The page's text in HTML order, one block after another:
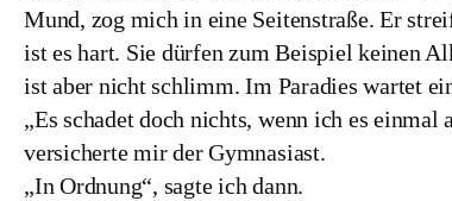
Mund, zog mich in eine Seitenstraße. Er
ist es hart. Sie dürfen zum Beispiel keinen
ist aber nicht schlimm. Im Paradies wartet
„Es schadet doch nichts, wenn ich es
versicherte mir der Gymnasiast.
„In Ordnung“, sagte ich dann.